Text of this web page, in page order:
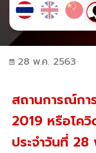
28 พ.ค. 2563
สถานการณ์กา
2019 หรือโค
ประจำวันที่